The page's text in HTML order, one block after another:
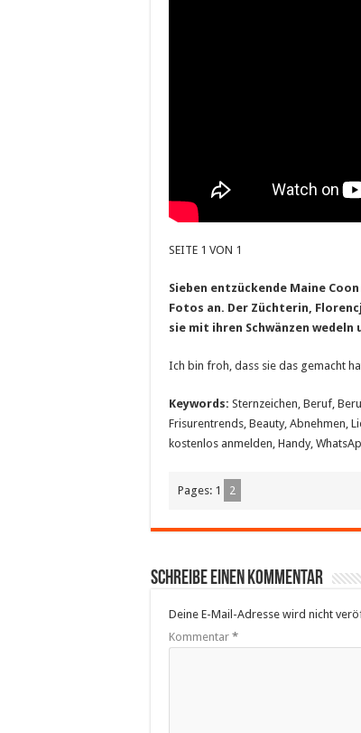
SEITE 1 VON 1
Sieben entzückende Maine
Fotos an. Der Züchterin,
sie mit ihren Schwänzen
Ich bin froh, dass sie das gemacht
Keywords: Sternzeichen, Beruf,
Frisurentrends, Beauty, Abnehmen,
kostenlos anmelden, Handy,
Pages: 1 2
Schreibe einen Kommentar
Deine E-Mail-Adresse wird nicht
Kommentar *